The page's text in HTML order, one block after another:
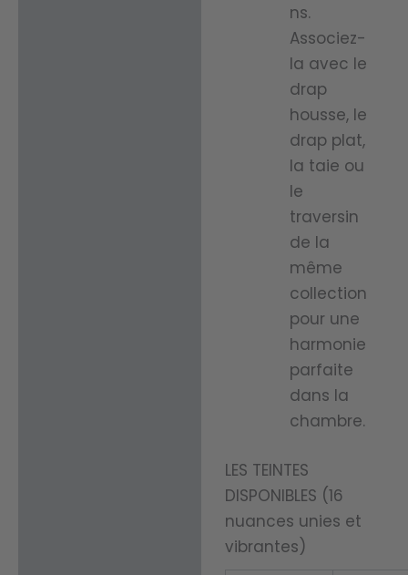
ns.
Associez-
la avec le
drap
housse, le
drap plat,
la taie ou
le
traversin
de la
même
collection
pour une
harmonie
parfaite
dans la
chambre.
LES TEINTES
DISPONIBLES (16
nuances unies et
vibrantes)